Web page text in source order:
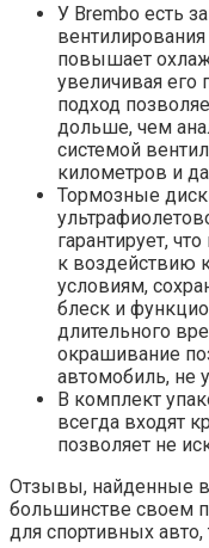
У Brembo есть
повышает
увеличивая его
подход
дольше, чем
системой
километров и
Тормозные
гарантирует,
к воздействию
условиям,
блеск и
длительного
окрашивание
автомобиль, не
В комплект
всегда входят
позволяет не
Отзывы, найденные в
большинстве своем
для спортивных